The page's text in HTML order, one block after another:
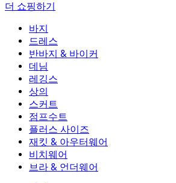
더 쇼핑하기
바지
바지
조거
작업 바지
플로우 팬츠
드레스
드레스
액티브 드레스
맥시 & 미디 드레스
미니 드레스
반바지 & 바이커
반바지 & 바이커
바이커
데님 반바지
2.5인치 반바지
데님
데님
데님 레깅스
와이드 진
데님 반바지
데님 스커트
레깅스
레깅스
데님 레깅스
힙업 레깅스
요가 레깅스
상의
상의
스포츠 브라
티셔츠
스커트
스커트
액티브 스커트
미니 스커트
맥시 & 미디 스커트
점프수트
점프수트
오버롤
롬퍼
플러스 사이즈
플러스 사이즈
플러스 사이즈 하의
플러스 사이즈 상의
플러스 사이즈 드레스
재킷 & 아우터웨어
재킷 & 아우터웨어
재킷 & 아우터웨어
아우터웨어
비치웨어
비치웨어
수영복 상의
브라 & 언더웨어
브라 & 언더웨어